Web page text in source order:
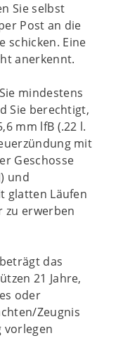
Sie selbst
Post an die
schicken. Eine
anerkennt.
mindestens
Sie berechtigt,
mm lfB (.22 l.
mit
Geschosse
und
glatten Läufen
zu erwerben
das
21 Jahre,
oder
Zeugnis
vorlegen